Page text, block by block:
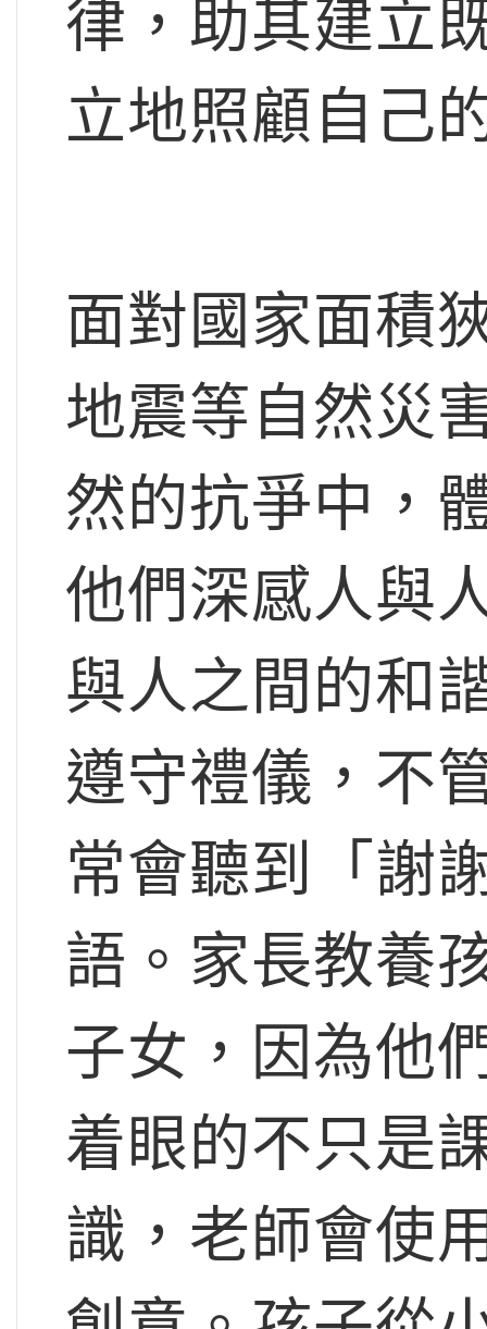
律，助其建立
立地照顧自己
面對國家面積
地震等自然災
然的抗爭中，
他們深感人與
與人之間的和
遵守禮儀，不
常會聽到「謝
語。家長教養
子女，因為他
着眼的不只是
識，老師會使